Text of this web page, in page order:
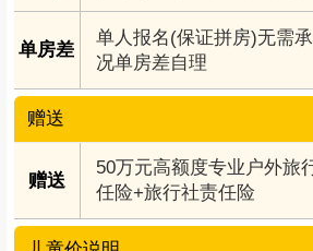
单房差
单人报名(保证拼房)无需
况单房差自理
赠送
赠送
50万元高额度专业户外旅
任险+旅行社责任险